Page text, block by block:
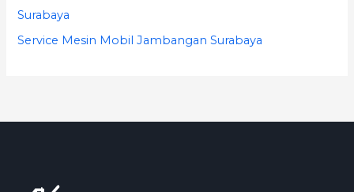
Surabaya
Service Mesin Mobil Jambangan Surabaya